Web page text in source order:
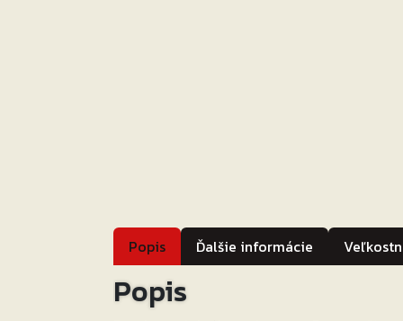
Popis Ďalšie informácie
Popis